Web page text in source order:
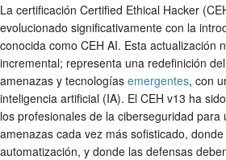
La certificación Certified Ethical Hacker
evolucionado significativamente con la
conocida como CEH AI. Esta actualización
incremental; representa una redefinición
amenazas y tecnologías emergentes, con
inteligencia artificial (IA). El CEH v13 ha
los profesionales de la ciberseguridad para
amenazas cada vez más sofisticado,
automatización, y donde las defensas